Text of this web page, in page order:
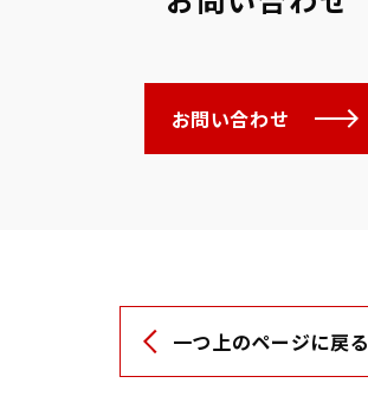
お問い合わせ
一つ上のページに戻る